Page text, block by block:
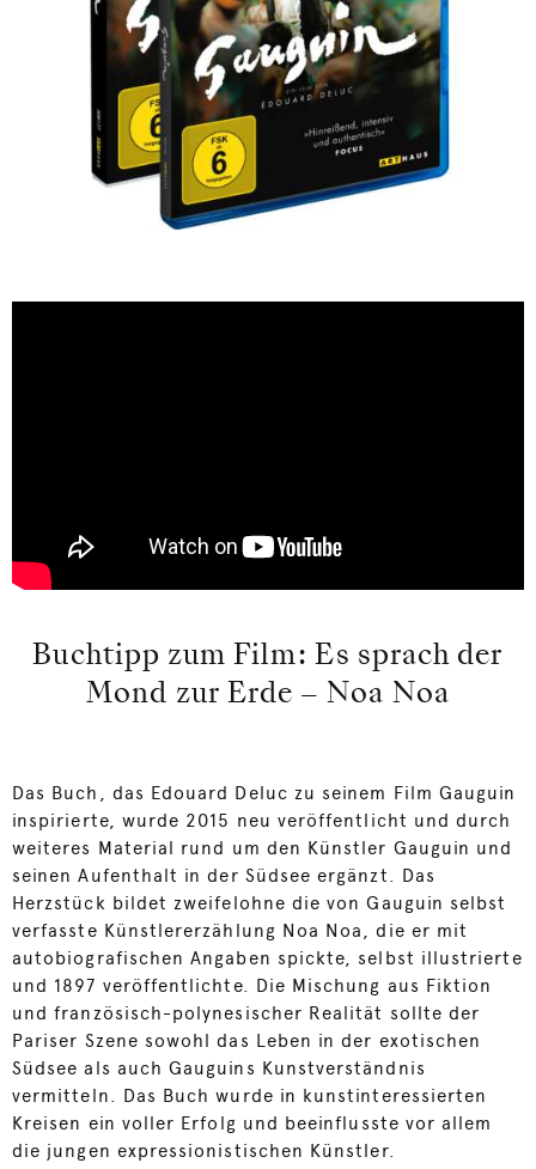
Buchtipp zum Film: Es sprach der
Mond zur Erde – Noa Noa
Das Buch, das Edouard Deluc zu seinem Film Gauguin
inspirierte, wurde 2015 neu veröffentlicht und durch
weiteres Material rund um den Künstler Gauguin und
seinen Aufenthalt in der Südsee ergänzt. Das
Herzstück bildet zweifelohne die von Gauguin selbst
verfasste Künstlererzählung Noa Noa, die er mit
autobiografischen Angaben spickte, selbst illustrierte
und 1897 veröffentlichte. Die Mischung aus Fiktion
und französisch-polynesischer Realität sollte der
Pariser Szene sowohl das Leben in der exotischen
Südsee als auch Gauguins Kunstverständnis
vermitteln. Das Buch wurde in kunstinteressierten
Kreisen ein voller Erfolg und beeinflusste vor allem
die jungen expressionistischen Künstler.